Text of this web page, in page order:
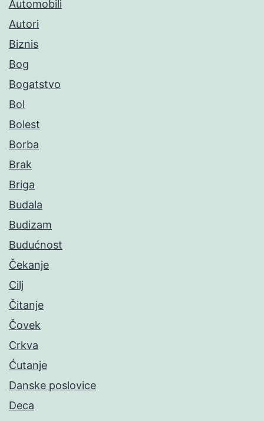
Automobili
Autori
Biznis
Bog
Bogatstvo
Bol
Bolest
Borba
Brak
Briga
Budala
Budizam
Budućnost
Čekanje
Cilj
Čitanje
Čovek
Crkva
Ćutanje
Danske poslovice
Deca